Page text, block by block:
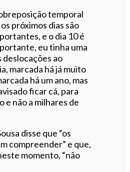
temporal
próximos dias são
e o dia 10 é
eu tinha uma
deslocações ao
marcada há já muito
há um ano, mas
ficar cá, para
e não a milhares de
disse que “os
compreender” e que,
momento, “não